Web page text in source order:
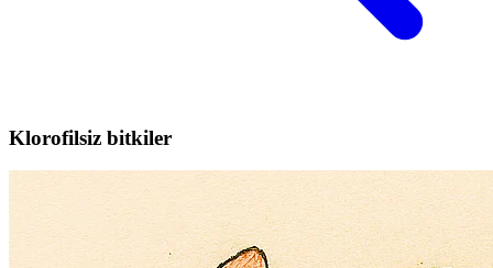
Klorofilsiz bitkiler